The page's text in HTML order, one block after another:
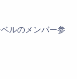
ルのメンバー参